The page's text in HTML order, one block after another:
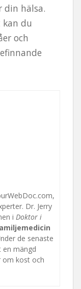
hälsa.
du
och
Dr. Jerry
i Doktor i
de senaste
en mängd
om kost och